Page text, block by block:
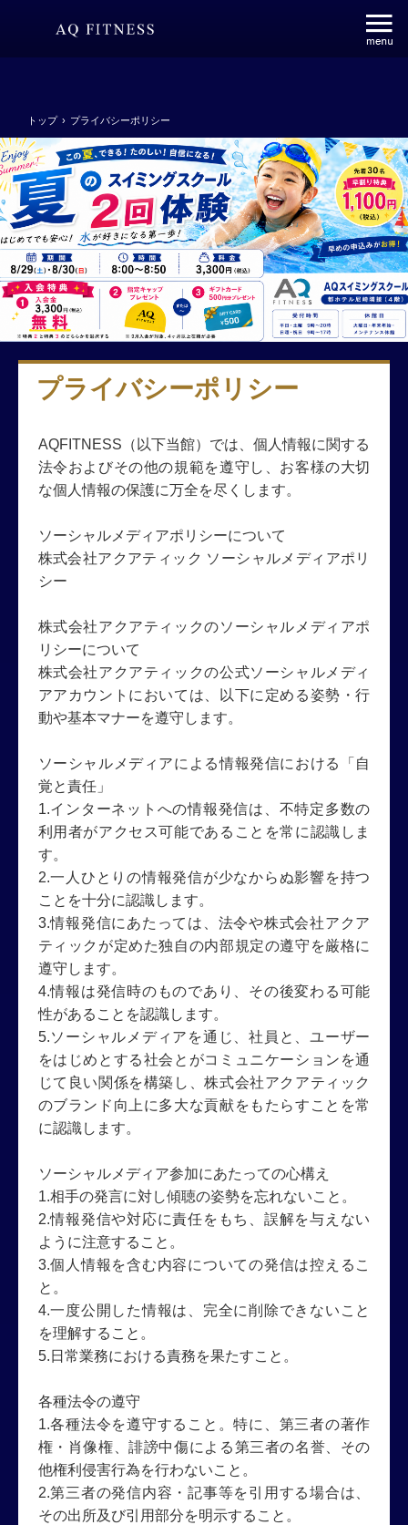
トップ › プライバシーポリシー
プライバシーポリシー
AQFITNESS（以下当館）では、個人情報に関する
法令およびその他の規範を遵守し、お客様の大切
な個人情報の保護に万全を尽くします。
ソーシャルメディアポリシーについて
株式会社アクアティック ソーシャルメディアポリ
シー
株式会社アクアティックのソーシャルメディアポ
リシーについて
株式会社アクアティックの公式ソーシャルメディ
アアカウントにおいては、以下に定める姿勢・行
動や基本マナーを遵守します。
ソーシャルメディアによる情報発信における「自
覚と責任」
1.インターネットへの情報発信は、不特定多数の
利用者がアクセス可能であることを常に認識しま
す。
2.一人ひとりの情報発信が少なからぬ影響を持つ
ことを十分に認識します。
3.情報発信にあたっては、法令や株式会社アクア
ティックが定めた独自の内部規定の遵守を厳格に
遵守します。
4.情報は発信時のものであり、その後変わる可能
性があることを認識します。
5.ソーシャルメディアを通じ、社員と、ユーザー
をはじめとする社会とがコミュニケーションを通
じて良い関係を構築し、株式会社アクアティック
のブランド向上に多大な貢献をもたらすことを常
に認識します。
ソーシャルメディア参加にあたっての心構え
1.相手の発言に対し傾聴の姿勢を忘れないこと。
2.情報発信や対応に責任をもち、誤解を与えない
ように注意すること。
3.個人情報を含む内容についての発信は控えるこ
と。
4.一度公開した情報は、完全に削除できないこと
を理解すること。
5.日常業務における責務を果たすこと。
各種法令の遵守
1.各種法令を遵守すること。特に、第三者の著作
権・肖像権、誹謗中傷による第三者の名誉、その
他権利侵害行為を行わないこと。
2.第三者の発信内容・記事等を引用する場合は、
その出所及び引用部分を明示すること。